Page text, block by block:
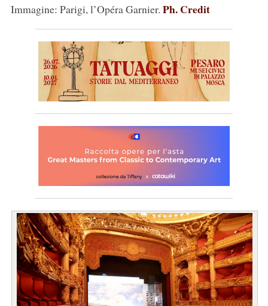
Immagine: Parigi, l’Opéra Garnier. Ph. Credit